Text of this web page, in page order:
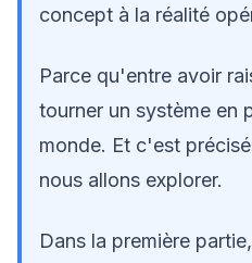
concept à la réalité
Parce qu'entre avoir
tourner un système en
monde. Et c'est
nous allons explorer.
Dans la première